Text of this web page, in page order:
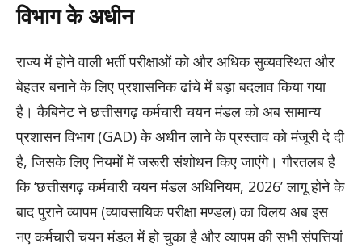
विभाग के अधीन
​राज्य में होने वाली भर्ती परीक्षाओं को और अधिक सुव्यवस्थित और
बेहतर बनाने के लिए प्रशासनिक ढांचे में बड़ा बदलाव किया गया
है। कैबिनेट ने छत्तीसगढ़ कर्मचारी चयन मंडल को अब सामान्य
प्रशासन विभाग (GAD) के अधीन लाने के प्रस्ताव को मंजूरी दे दी
है, जिसके लिए नियमों में जरूरी संशोधन किए जाएंगे। गौरतलब है
कि ‘छत्तीसगढ़ कर्मचारी चयन मंडल अधिनियम, 2026’ लागू होने के
बाद पुराने व्यापम (व्यावसायिक परीक्षा मण्डल) का विलय अब इस
नए कर्मचारी चयन मंडल में हो चुका है और व्यापम की सभी संपत्तियां